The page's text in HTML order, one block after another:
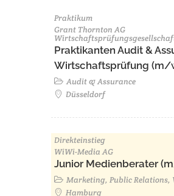
Praktikum
Grant Thornton AG
Praktikanten Audit &
Wirtschaftsprüfung
Audit & Assurance
Düsseldorf
Direkteinstieg
WiWi-Media AG
Junior Medienberater
Marketing, Public Relations,
Hamburg